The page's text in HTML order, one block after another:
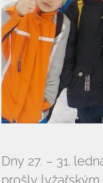
Dny 27. – 31.
prošly